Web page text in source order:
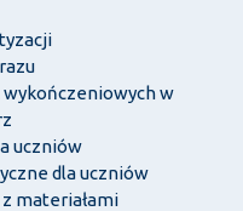
w
uczniów
dla uczniów
materiałami